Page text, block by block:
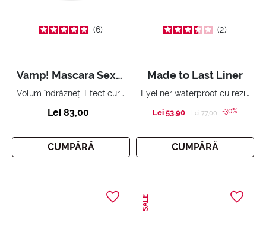
6
Vamp! Mascara Sexy Lashes
Volum îndrăzneț. Efect curvy.
Lei 83,00
CUMPĂRĂ
2
Made to Last Liner
Eyeliner waterproof cu rezistență extremă.
Lei 53,90 Price reduced from
Lei 77,00to-30%
CUMPĂRĂ
SALE